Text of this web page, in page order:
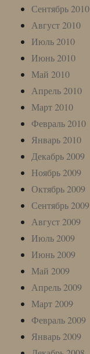
Сентябрь 2010
Август 2010
Июль 2010
Июнь 2010
Май 2010
Апрель 2010
Март 2010
Февраль 2010
Январь 2010
Декабрь 2009
Ноябрь 2009
Октябрь 2009
Сентябрь 2009
Август 2009
Июль 2009
Июнь 2009
Май 2009
Апрель 2009
Март 2009
Февраль 2009
Январь 2009